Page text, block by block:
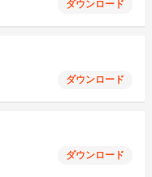
ダウンロード
ダウンロード
ダウンロード